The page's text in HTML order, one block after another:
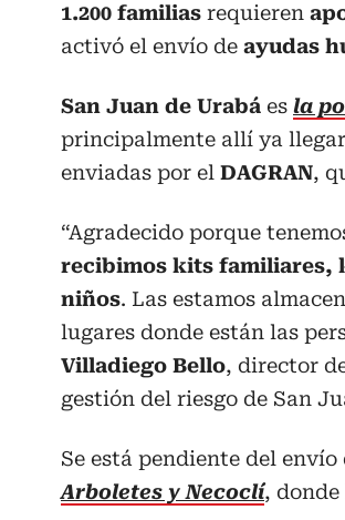
1.200 familias requieren
activó el envío de ayudas
San Juan de Urabá es la
principalmente allí ya
enviadas por el DAGRAN,
“Agradecido porque
recibimos kits familiares,
niños. Las estamos
lugares donde están las
Villadiego Bello, director
gestión del riesgo de San
Se está pendiente del
Arboletes y Necoclí,